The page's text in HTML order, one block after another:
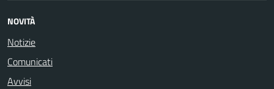
NOVITÀ
Notizie
Comunicati
Avvisi